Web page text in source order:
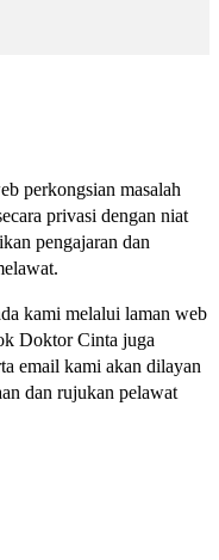
perkongsian masalah
privasi dengan niat
pengajaran dan
kami melalui laman web
Doktor Cinta juga
email kami akan dilayan
dan rujukan pelawat